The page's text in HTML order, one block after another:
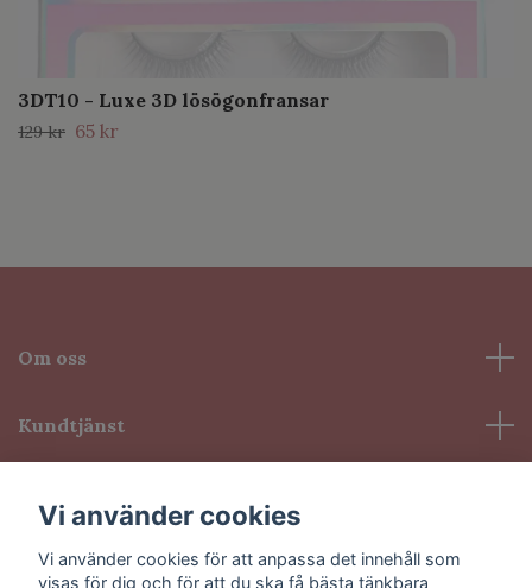
3DT10 - Luxe 3D lösögonfransar
129 kr 65 kr
Om oss
Kundtjänst
Sociala medier
Vi använder cookies
Vi använder cookies för att anpassa det innehåll som
visas för dig och för att du ska få bästa tänkbara